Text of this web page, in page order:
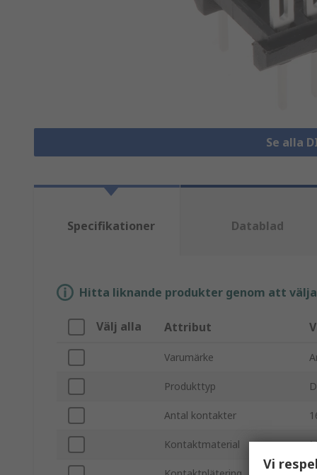
Se alla
Specifikationer Datablad
Hitta liknande produkter genom att
Välj alla Attribut
Varumärke
Produkttyp
Antal kontakter
Kontaktmaterial
Vi